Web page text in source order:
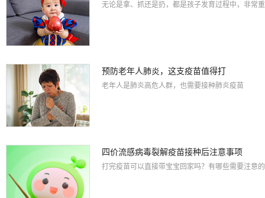
无论是拿、抓还是扔，都是孩子发育过程中，非常
预防老年人肺炎，这支疫苗值得打
老年人是肺炎高危人群，也需要接种肺炎疫苗
四价流感病毒裂解疫苗接种后注意事项
打完疫苗可以直接带宝宝回家吗？有哪些需要注意